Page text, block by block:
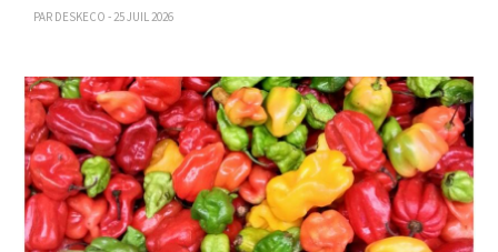
PAR DESKECO - 25 JUIL 2026